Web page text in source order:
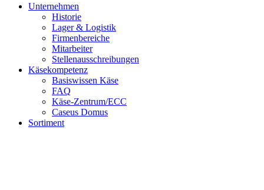
Unternehmen
Historie
Lager & Logistik
Firmenbereiche
Mitarbeiter
Stellenausschreibungen
Käsekompetenz
Basiswissen Käse
FAQ
Käse-Zentrum/ECC
Caseus Domus
Sortiment